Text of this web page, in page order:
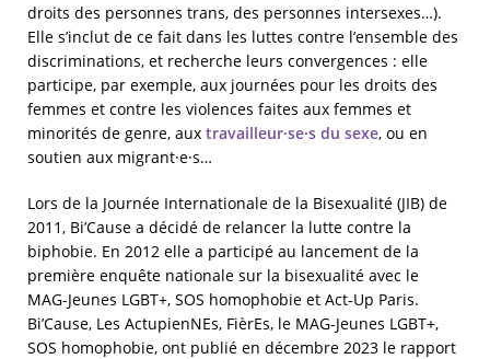
droits des personnes trans, des personnes intersexes…).
Elle s’inclut de ce fait dans les luttes contre l’ensemble des
discriminations, et recherche leurs convergences : elle
participe, par exemple, aux journées pour les droits des
femmes et contre les violences faites aux femmes et
minorités de genre, aux travailleur·se·s du sexe, ou en
soutien aux migrant·e·s…
Lors de la Journée Internationale de la Bisexualité (JIB) de
2011, Bi’Cause a décidé de relancer la lutte contre la
biphobie. En 2012 elle a participé au lancement de la
première enquête nationale sur la bisexualité avec le
MAG-Jeunes LGBT+, SOS homophobie et Act-Up Paris.
Bi’Cause, Les ActupienNEs, FièrEs, le MAG-Jeunes LGBT+,
SOS homophobie, ont publié en décembre 2023 le rapport